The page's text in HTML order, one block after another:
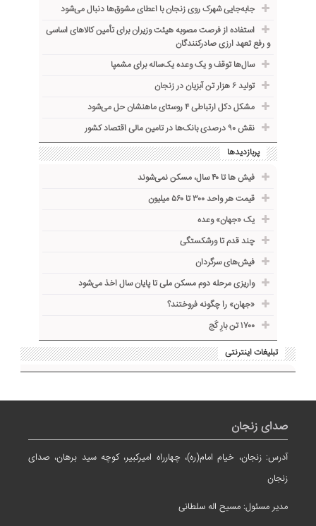
جابه‌جایی شهرک روی زنجان با اعطای مشوق‌ها دنبال می‌شود
استفاده از فرصت مصوبه هیئت وزیران برای تأمین کالاهای اساسی
و رفع تعهد ارزی صادرکنندگان
سال‌ها توقف و یک وعده یک‌ساله برای مشمپا
تولید ۶ هزار تن آبزیان در زنجان
مشکل دکل ارتباطی ۴ روستای ماهنشان حل می‌شود
نقش ۹۰ درصدی بانک‌ها در تامین مالی اقتصاد کشور
پربازدیدها
فیش ها تا ۴۰ سال، مسکن نمی‌شوند
قیمت هر واحد ۳۰۰ تا ۵۶۰ میلیون
یک «جهان» وعده
چند قدم تا ورشکستگی
فیش‌های سرگردان
واریزی مرحله دوم مسکن ملی تا پایان سال اخذ می‌شود
«جهان» را چگونه فروختند؟
۱۷۰۰ تن بارِ کَج
تبلیغات اینترنتی
صدای زنجان
آدرس: زنجان، خیام امام(ره)، چهارراه امیرکبیر، کوچه سید برهان، صدای
زنجان
مدیر مسئول: مسیح اله سلطانی